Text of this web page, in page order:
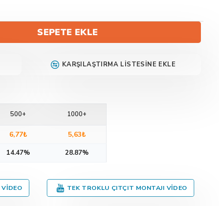
SEPETE EKLE
KARŞILAŞTIRMA LISTESINE EKLE
500+ 1000+
6,77₺
5,63₺
14.47%
28.87%
TEK TROKLU ÇITÇIT MONTAJI VIDEO